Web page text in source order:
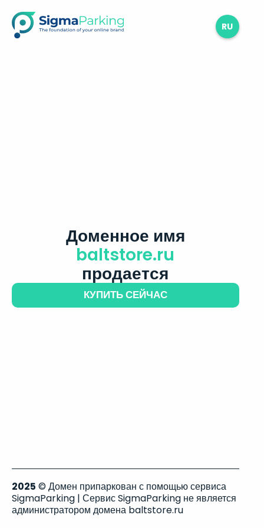
RU
Доменное имя
baltstore.ru
продается
КУПИТЬ СЕЙЧАС
2025 © Домен припаркован с помощью сервиса
SigmaParking | Сервис SigmaParking не является
администратором домена baltstore.ru